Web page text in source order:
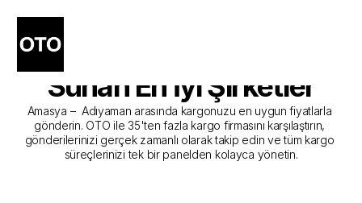
Amasya - Adıyaman
Kargo Gönderim Hizmeti
Sunan En İyi Şirketler
Amasya –  Adıyaman arasında kargonuzu en uygun fiyatlarla
gönderin. OTO ile 35'ten fazla kargo firmasını karşılaştırın,
gönderilerinizi gerçek zamanlı olarak takip edin ve tüm kargo
süreçlerinizi tek bir panelden kolayca yönetin.